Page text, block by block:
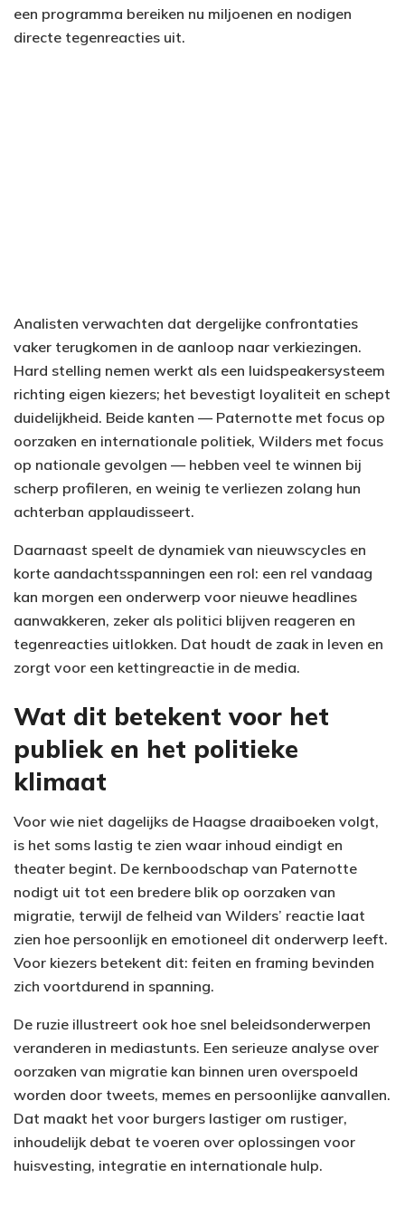
een programma bereiken nu miljoenen en nodigen
directe tegenreacties uit.
Analisten verwachten dat dergelijke confrontaties
vaker terugkomen in de aanloop naar verkiezingen.
Hard stelling nemen werkt als een luidspeakersysteem
richting eigen kiezers; het bevestigt loyaliteit en schept
duidelijkheid. Beide kanten — Paternotte met focus op
oorzaken en internationale politiek, Wilders met focus
op nationale gevolgen — hebben veel te winnen bij
scherp profileren, en weinig te verliezen zolang hun
achterban applaudisseert.
Daarnaast speelt de dynamiek van nieuwscycles en
korte aandachtsspanningen een rol: een rel vandaag
kan morgen een onderwerp voor nieuwe headlines
aanwakkeren, zeker als politici blijven reageren en
tegenreacties uitlokken. Dat houdt de zaak in leven en
zorgt voor een kettingreactie in de media.
Wat dit betekent voor het
publiek en het politieke
klimaat
Voor wie niet dagelijks de Haagse draaiboeken volgt,
is het soms lastig te zien waar inhoud eindigt en
theater begint. De kernboodschap van Paternotte
nodigt uit tot een bredere blik op oorzaken van
migratie, terwijl de felheid van Wilders’ reactie laat
zien hoe persoonlijk en emotioneel dit onderwerp leeft.
Voor kiezers betekent dit: feiten en framing bevinden
zich voortdurend in spanning.
De ruzie illustreert ook hoe snel beleidsonderwerpen
veranderen in mediastunts. Een serieuze analyse over
oorzaken van migratie kan binnen uren overspoeld
worden door tweets, memes en persoonlijke aanvallen.
Dat maakt het voor burgers lastiger om rustiger,
inhoudelijk debat te voeren over oplossingen voor
huisvesting, integratie en internationale hulp.